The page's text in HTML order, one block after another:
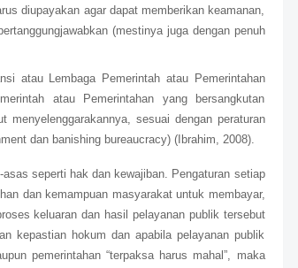
diupayakan agar dapat memberikan keamanan,
(mestinya juga dengan penuh
atau Lembaga Pemerintah atau Pemerintahan
atau Pemerintahan yang bersangkutan
menyelenggarakannya, sesuai dengan peraturan
dan banishing bureaucracy) (Ibrahim, 2008).
seperti hak dan kewajiban. Pengaturan setiap
dan kemampuan masyarakat untuk membayar,
keluaran dan hasil pelayanan publik tersebut
kepastian hokum dan apabila pelayanan publik
pemerintahan “terpaksa harus mahal”, maka